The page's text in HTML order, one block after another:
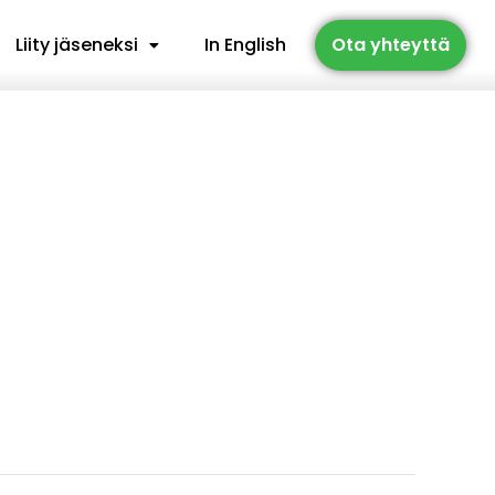
Liity jäseneksi In English Ota yhteyttä